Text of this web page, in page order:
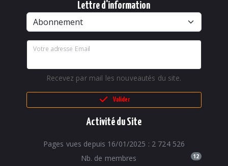
Lettre d'information
Votre adresse Email
Recevez par mail les nouveautés du site.
Valider
Activité du Site
Pages vues depuis 16/01/2025 : 2 724 526
Nb. de membres
12